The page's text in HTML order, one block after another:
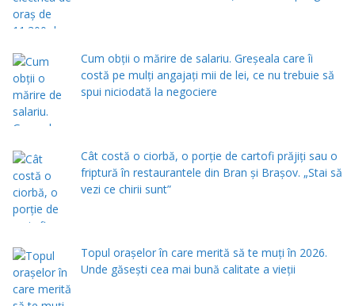
Cum obții o mărire de salariu. Greșeala care îi
costă pe mulți angajați mii de lei, ce nu trebuie să
spui niciodată la negociere
Cât costă o ciorbă, o porţie de cartofi prăjiţi sau o
friptură în restaurantele din Bran şi Braşov. „Stai să
vezi ce chirii sunt”
Topul orașelor în care merită să te muți în 2026.
Unde găsești cea mai bună calitate a vieții